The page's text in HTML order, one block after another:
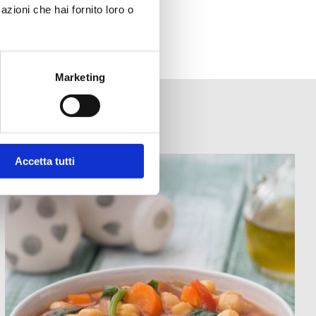
che hai fornito loro o
Marketing
Accetta tutti